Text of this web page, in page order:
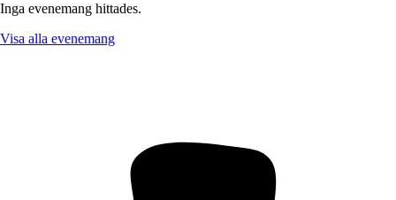
Inga evenemang hittades.
Visa alla evenemang